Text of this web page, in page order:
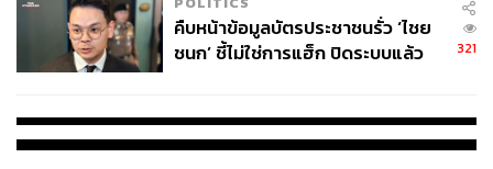
คืบหน้าข้อมูลบัตรประชาชนรั่ว ‘ไชย
ชนก’ ชี้ไม่ใช่การแฮ็ก ปิดระบบแล้ว
321